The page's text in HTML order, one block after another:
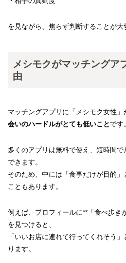
を見ながら、焦らず判断することが大
メシモクがマッチングア
由
マッチングアプリに「メシモク女性」
会いのハードルがとても低いことです。
多くのアプリは無料で使え、短時間
できます。
そのため、中には「食事だけが目的
こともあります。
例えば、プロフィールに**「食べ歩き
を見つけると、
「いいお店に連れて行ってくれそう
ります。